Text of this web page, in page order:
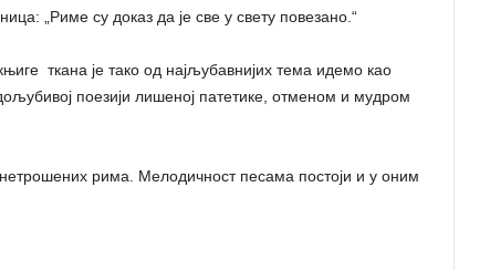
„Риме су доказ да је све у свету повезано.“
ткана је тако од најљубавнијих тема идемо као
поезији лишеној патетике, отменом и мудром
рима. Мелодичност песама постоји и у оним